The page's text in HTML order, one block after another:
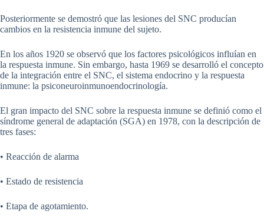
Posteriormente se demostró que las lesiones del SNC producían
cambios en la resistencia inmune del sujeto.
En los años 1920 se observó que los factores psicológicos influían en
la respuesta inmune. Sin embargo, hasta 1969 se desarrolló el concepto
de la integración entre el SNC, el sistema endocrino y la respuesta
inmune: la psiconeuroinmunoendocrinología.
El gran impacto del SNC sobre la respuesta inmune se definió como el
síndrome general de adaptación (SGA) en 1978, con la descripción de
tres fases:
• Reacción de alarma
• Estado de resistencia
• Etapa de agotamiento.